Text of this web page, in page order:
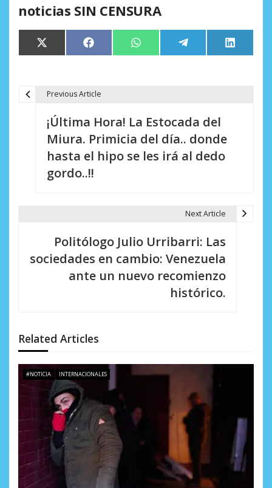
noticias SIN CENSURA
Compartir
en
X
(Twitter)
Compartir
en
Facebook Compartir
en
WhatsApp Compartir
en
Telegram
en
LinkedIn
e
e
n
r
d
Previous Article
¡Última Hora! La Estocada del
Miura. Primicia del día.. donde
hasta el hipo se les irá al dedo
gordo..!!
Next Article
Politólogo Julio Urribarri: Las
sociedades en cambio: Venezuela
ante un nuevo recomienzo
histórico.
Related Articles
#NOTICIA INTERNACIONALES